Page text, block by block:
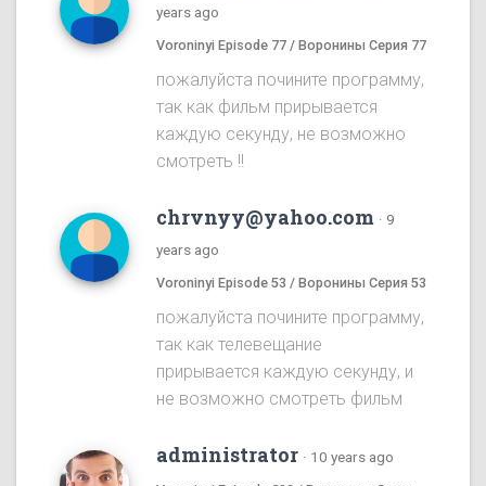
years ago
Voroninyi Episode 77 / Воронины Серия 77
пожалуйста почините программу,
так как фильм прирывается
каждую секунду, не возможно
смотреть !!
chrvnyy@yahoo.com · 9
years ago
Voroninyi Episode 53 / Воронины Серия 53
пожалуйста почините программу,
так как телевещание
прирывается каждую секунду, и
не возможно смотреть фильм
administrator · 10 years ago